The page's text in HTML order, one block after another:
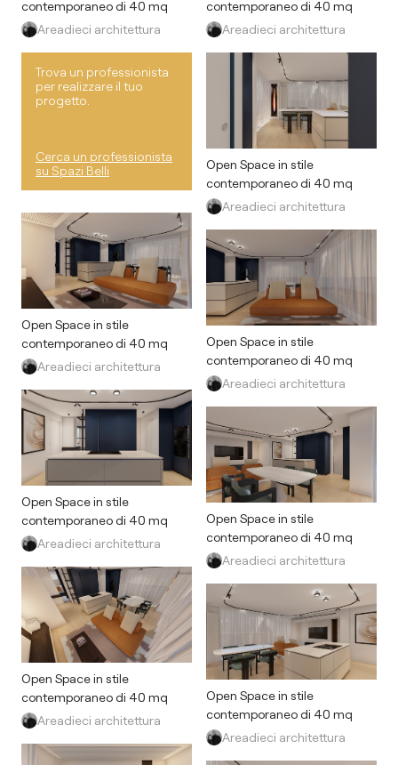
contemporaneo di 40 mq
Areadieci architettura
Trova un professionista
per realizzare il tuo
progetto.
Cerca un professionista
su Spazi Belli
Open Space in stile
contemporaneo di 40 mq
Areadieci architettura
Open Space in stile
contemporaneo di 40 mq
Areadieci architettura
Open Space in stile
contemporaneo di 40 mq
Areadieci architettura
contemporaneo di 40 mq
Areadieci architettura
Open Space in stile
contemporaneo di 40 mq
Areadieci architettura
Open Space in stile
contemporaneo di 40 mq
Areadieci architettura
Open Space in stile
contemporaneo di 40 mq
Areadieci architettura
Open Space in stile
contemporaneo di 40 mq
Areadieci architettura